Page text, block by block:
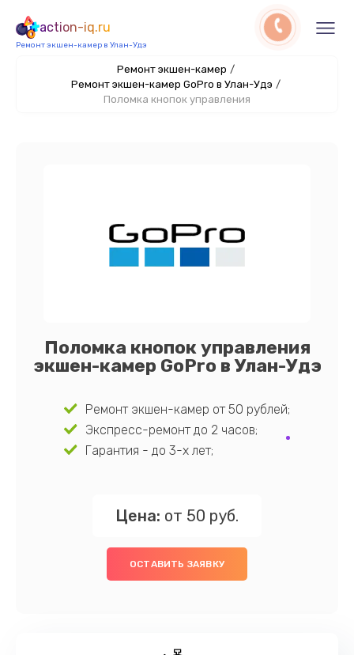
action-iq.ru
Ремонт экшен-камер в Улан-Удэ
Ремонт экшен-камер /
Ремонт экшен-камер GoPro в Улан-Удэ /
Поломка кнопок управления
Поломка кнопок управления
экшен-камер GoPro в Улан-Удэ
Ремонт экшен-камер от 50 рублей;
Экспресс-ремонт до 2 часов;
Гарантия - до 3-х лет;
Цена: от 50 руб.
ОСТАВИТЬ ЗАЯВКУ